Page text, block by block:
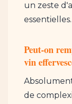
un zeste
essentielles.
Peut-on
vin
de